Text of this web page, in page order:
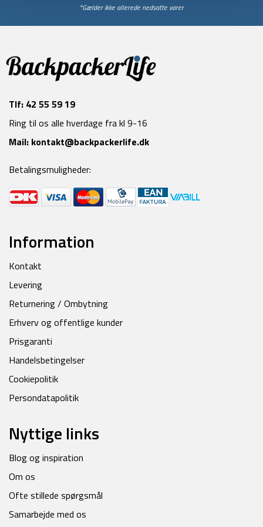
*Gælder ikke allerede nedsatte varer
Tlf: 42 55 59 19
Ring til os alle hverdage fra kl 9-16
Mail: kontakt@backpackerlife.dk
Betalingsmuligheder:
Information
Kontakt
Levering
Returnering / Ombytning
Erhverv og offentlige kunder
Prisgaranti
Handelsbetingelser
Cookiepolitik
Persondatapolitik
Nyttige links
Blog og inspiration
Om os
Ofte stillede spørgsmål
Samarbejde med os